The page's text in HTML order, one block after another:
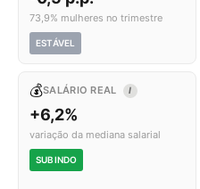
73,9% mulheres no trimestre
ESTÁVEL
💰SALÁRIO REAL I
+6,2%
variação da mediana salarial
SUBINDO